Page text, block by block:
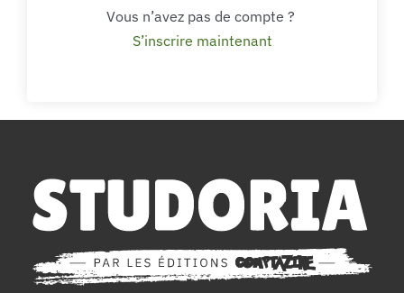
Vous n’avez pas de compte ?
S’inscrire maintenant